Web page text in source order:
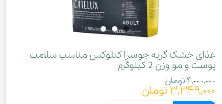
غذای خشک گربه جوسرا کتلوکس مناسب سلامت
پوست و مو وزن 2 کیلوگرم
۴,۰۰۰,۰۰۰ تومان
۳,۳۴۹,۰۰۰ تومان